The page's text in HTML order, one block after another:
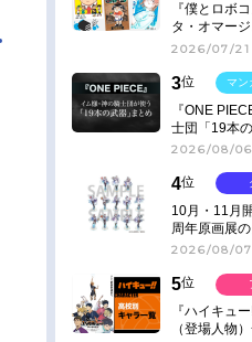
『僕とロボ
タ・オマー
2026/07/21
3位
『ONE
士団「19本
ネタ
2026/08/
マン
4位
10月・11月
周年原画展
2026/08/
5位
『ハイキュ
（登場人物